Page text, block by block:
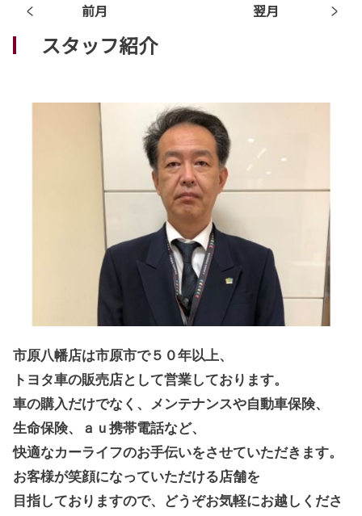
前月 翌月
スタッフ紹介
市原八幡店は市原市で５０年以上、
トヨタ車の販売店として営業しております。
車の購入だけでなく、メンテナンスや自動車保険、
生命保険、ａｕ携帯電話など、
快適なカーライフのお手伝いをさせていただきます。
お客様が笑顔になっていただける店舗を
目指しておりますので、どうぞお気軽にお越しくださ